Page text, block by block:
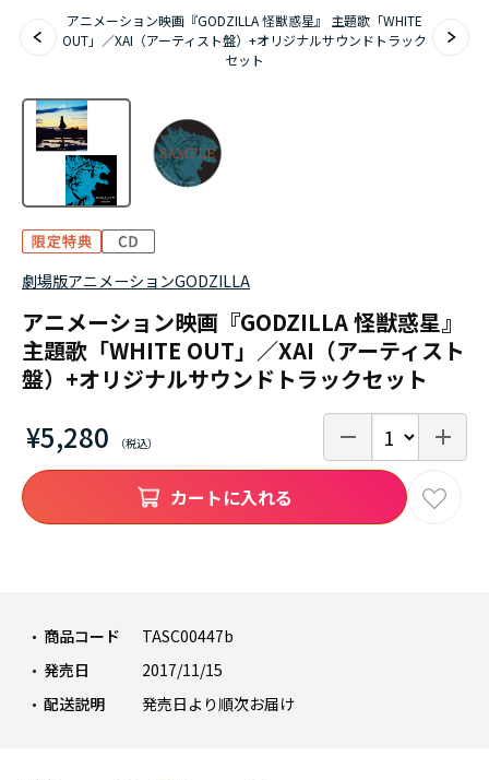
アニメーション映画『GODZILLA 怪獣惑星』 主題歌「WHITE
OUT」／XAI（アーティスト盤）+オリジナルサウンドトラック
セット
劇場版アニメーションGODZILLA
アニメーション映画『GODZILLA 怪獣惑星』
主題歌「WHITE OUT」／XAI（アーティスト
盤）+オリジナルサウンドトラックセット
¥5,280
商品コード
TASC00447b
発売日
2017/11/15
配送説明
発売日より順次お届け
カートに入れる